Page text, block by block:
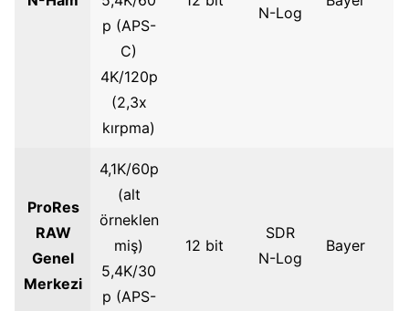
p (APS-
C)
4K/120p
(2,3x
kırpma)
N-Log
ProRes
RAW
Genel
Merkezi
4,1K/60p
(alt
örneklen
miş)
5,4K/30
p (APS-
12 bit
SDR
N-Log
Bayer